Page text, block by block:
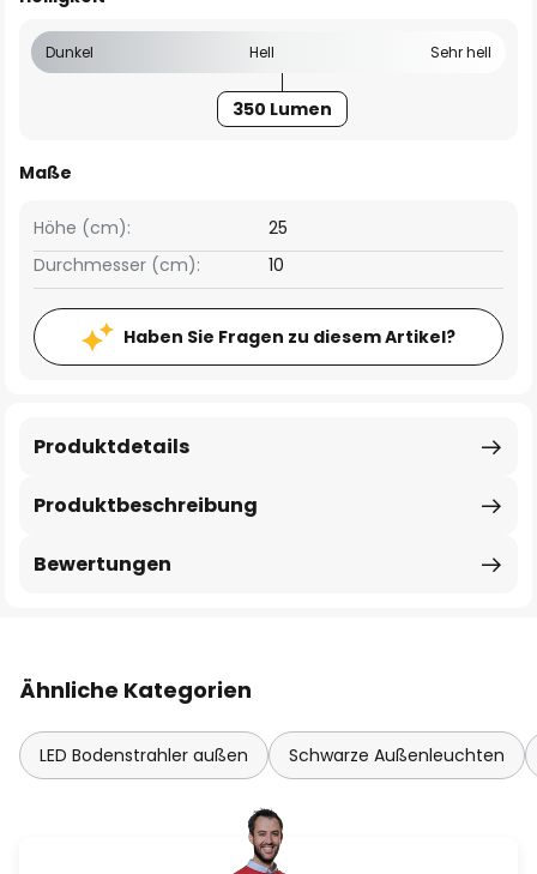
Dunkel Hell Sehr hell
350 Lumen
Maße
Höhe (cm):
25
Durchmesser (cm):
10
Haben Sie Fragen zu diesem Artikel?
Produktbeschreibung
Produktdetails
Bewertungen
Ähnliche Kategorien
LED Bodenstrahler außen Schwarze Außenleuchten